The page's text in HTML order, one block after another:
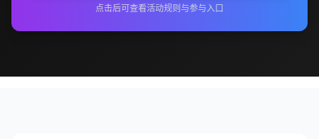
点击后可查看活动规则与参与入口